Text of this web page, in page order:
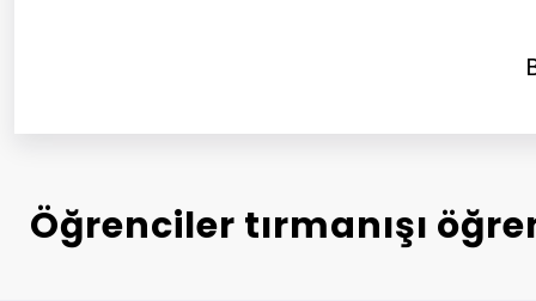
Öğrenciler tırmanışı